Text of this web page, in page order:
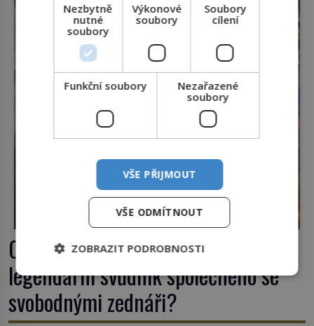
postupují podél Kaspického a Azovského moře, […]
Casanova v Pobaltí: Co měl
legendární svůdník společného se
svobodnými zednáři?
Nezbytně
nutné
soubory
Výkonové
soubory
Soubory
cílení
Funkční soubory
Nezařazené
soubory
VŠE PŘIJMOUT
VŠE ODMÍTNOUT
ZOBRAZIT PODROBNOSTI